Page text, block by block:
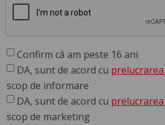
Confirm că am peste 16 ani
DA, sunt de acord cu
scop de informare
DA, sunt de acord cu
scop de marketing